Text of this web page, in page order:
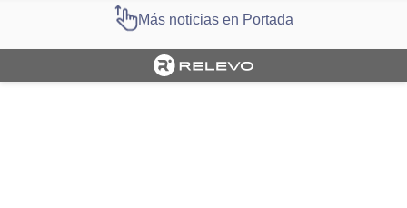
Más noticias en Portada